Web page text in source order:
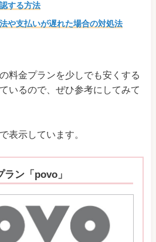
する方法
や支払いが遅れた場合の対処法
料金プランを少しでも安くする
いるので、ぜひ参考にしてみて
表示しています。
ン「povo」